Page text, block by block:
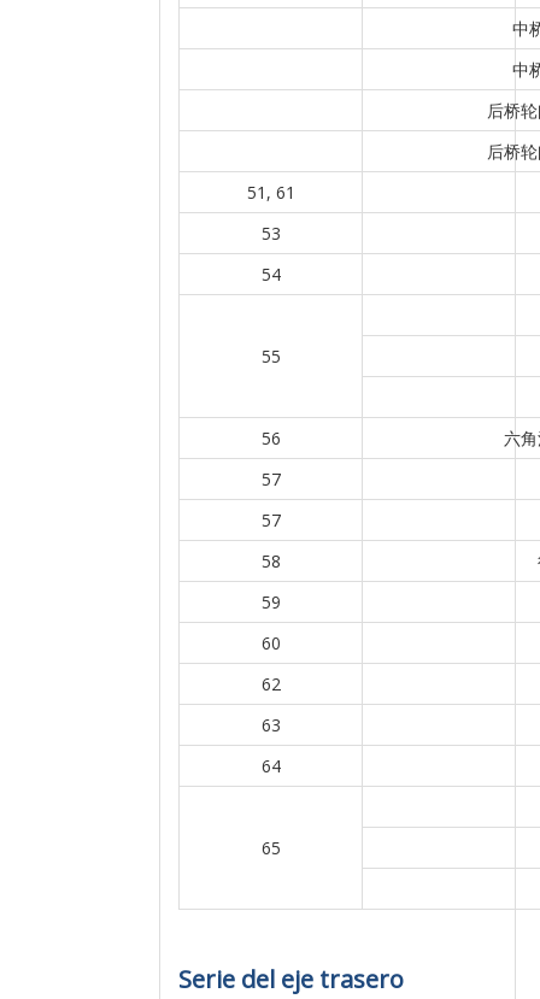
中
中
后桥
后桥
51, 61
53
54
55
56
六
57
57
58
59
60
62
63
64
65
Serie del eje trasero